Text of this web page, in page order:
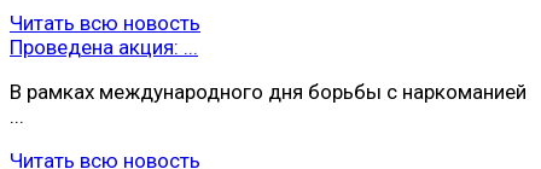
Читать всю новость
Проведена акция: ...
В рамках международного дня борьбы с наркоманией
...
Читать всю новость